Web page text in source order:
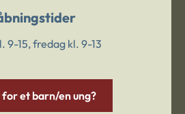
9-15, fredag kl. 9-13
et barn/en ung?